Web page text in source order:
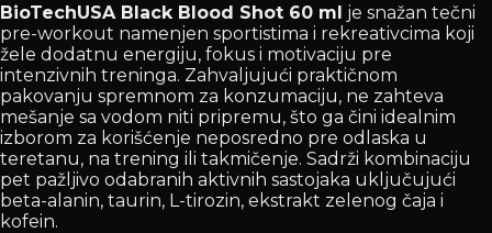
BioTechUSA Black Blood Shot 60 ml je snažan tečni
pre-workout namenjen sportistima i rekreativcima koji
žele dodatnu energiju, fokus i motivaciju pre
intenzivnih treninga. Zahvaljujući praktičnom
pakovanju spremnom za konzumaciju, ne zahteva
mešanje sa vodom niti pripremu, što ga čini idealnim
izborom za korišćenje neposredno pre odlaska u
teretanu, na trening ili takmičenje. Sadrži kombinaciju
pet pažljivo odabranih aktivnih sastojaka uključujući
beta-alanin, taurin, L-tirozin, ekstrakt zelenog čaja i
kofein.